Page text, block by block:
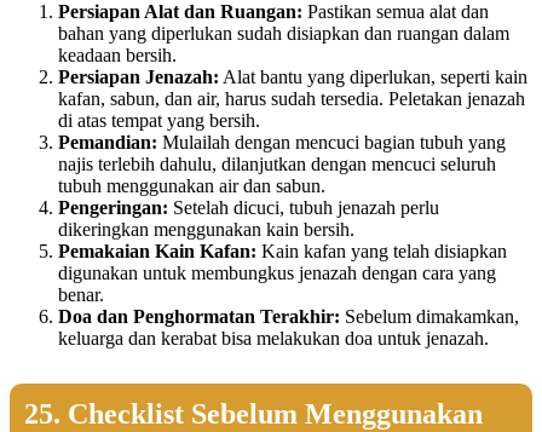
Persiapan Alat dan Ruangan: Pastikan semua alat dan
bahan yang diperlukan sudah disiapkan dan ruangan dalam
keadaan bersih.
Persiapan Jenazah: Alat bantu yang diperlukan, seperti kain
kafan, sabun, dan air, harus sudah tersedia. Peletakan jenazah
di atas tempat yang bersih.
Pemandian: Mulailah dengan mencuci bagian tubuh yang
najis terlebih dahulu, dilanjutkan dengan mencuci seluruh
tubuh menggunakan air dan sabun.
Pengeringan: Setelah dicuci, tubuh jenazah perlu
dikeringkan menggunakan kain bersih.
Pemakaian Kain Kafan: Kain kafan yang telah disiapkan
digunakan untuk membungkus jenazah dengan cara yang
benar.
Doa dan Penghormatan Terakhir: Sebelum dimakamkan,
keluarga dan kerabat bisa melakukan doa untuk jenazah.
25. Checklist Sebelum Menggunakan